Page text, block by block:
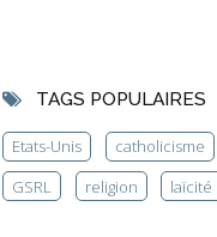
TAGS POPULAIRES
Etats-Unis catholicisme
GSRL
religion laïcité